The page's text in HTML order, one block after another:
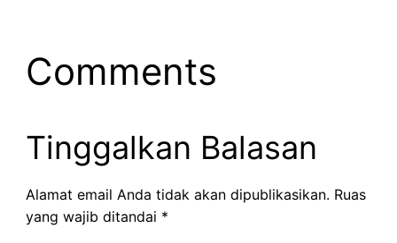
Comments
Tinggalkan Balasan
Alamat email Anda tidak akan dipublikasikan. Ruas
yang wajib ditandai *